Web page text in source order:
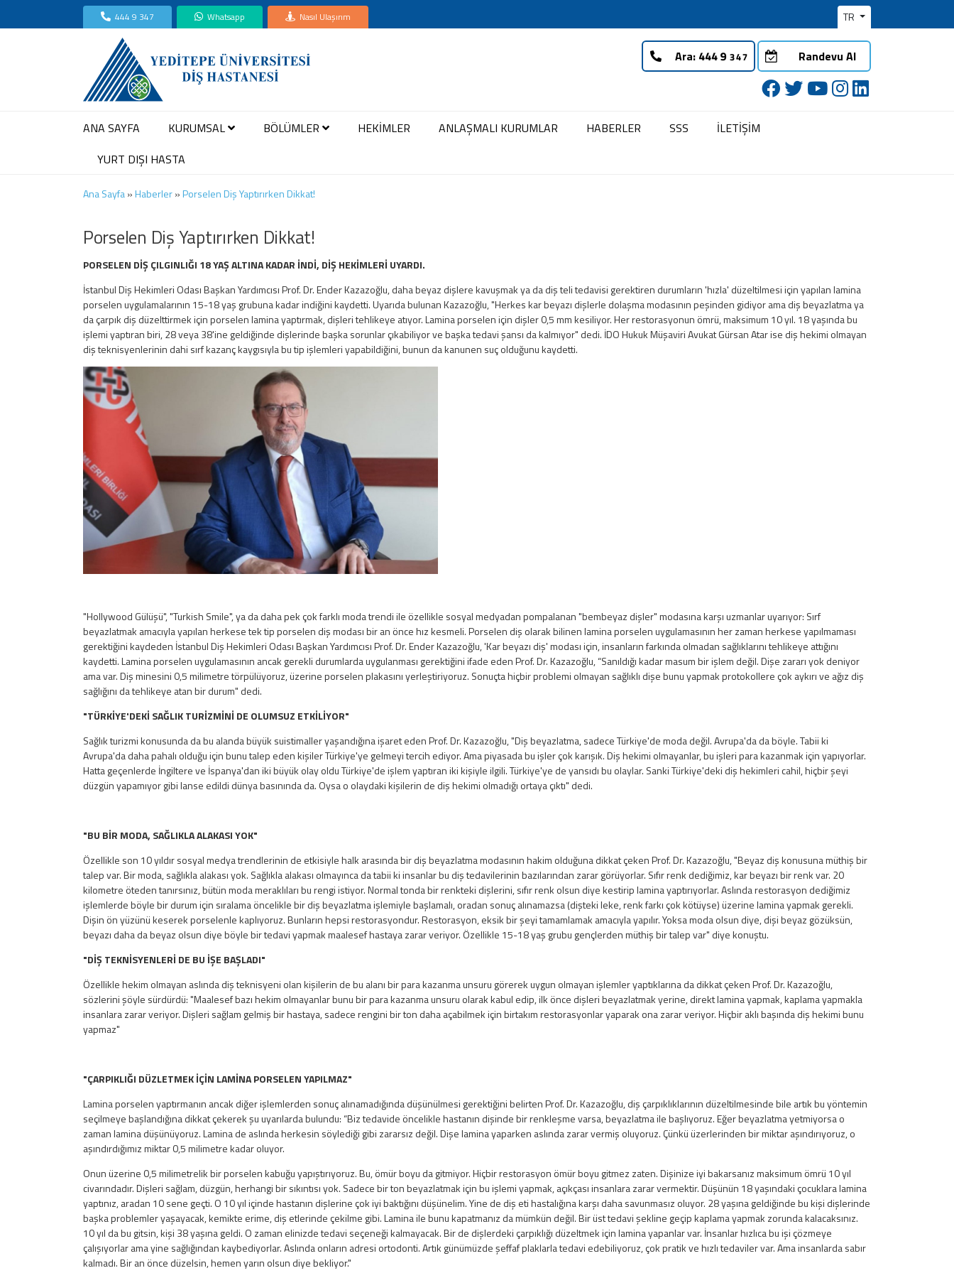
444 9 347 Whatsapp Nasıl Ulaşırım TR
Ara: Randevu Al
ANA SAYFA KURUMSAL BÖLÜMLER HEKİMLER ANLAŞMALI KURUMLAR HABERLER SSS
İLETİŞİM
YURT DIŞI HASTA
Ana Sayfa»Haberler»Porselen Diş Yaptırırken Dikkat!
Porselen Diş Yaptırırken Dikkat!
PORSELEN DİŞ ÇILGINLIĞI 18 YAŞ ALTINA KADAR İNDİ, DİŞ HEKİMLERİ UYARDI.
İstanbul Diş Hekimleri Odası Başkan Yardımcısı Prof. Dr. Ender Kazazoğlu, daha beyaz dişlere kavuşmak ya da diş teli tedavisi gerektiren durumların 'hızla' düzeltilmesi için yapılan lamina
porselen uygulamalarının 15-18 yaş grubuna kadar indiğini kaydetti. Uyarıda bulunan Kazazoğlu, "Herkes kar beyazı dişlerle dolaşma modasının peşinden gidiyor ama diş beyazlatma ya
da çarpık diş düzelttirmek için porselen lamina yaptırmak, dişleri tehlikeye atıyor. Lamina porselen için dişler 0,5 mm kesiliyor. Her restorasyonun ömrü, maksimum 10 yıl. 18 yaşında bu
işlemi yaptıran biri, 28 veya 38'ine geldiğinde dişlerinde başka sorunlar çıkabiliyor ve başka tedavi şansı da kalmıyor" dedi. İDO Hukuk Müşaviri Avukat Gürsan Atar ise diş hekimi olmayan
diş teknisyenlerinin dahi sırf kazanç kaygısıyla bu tip işlemleri yapabildiğini, bunun da kanunen suç olduğunu kaydetti.
"Hollywood Gülüşü", "Turkish Smile", ya da daha pek çok farklı moda trendi ile özellikle sosyal medyadan pompalanan "bembeyaz dişler" modasına karşı uzmanlar uyarıyor: Sırf
beyazlatmak amacıyla yapılan herkese tek tip porselen diş modası bir an önce hız kesmeli. Porselen diş olarak bilinen lamina porselen uygulamasının her zaman herkese yapılmaması
gerektiğini kaydeden İstanbul Diş Hekimleri Odası Başkan Yardımcısı Prof. Dr. Ender Kazazoğlu, 'Kar beyazı diş' modası için, insanların farkında olmadan sağlıklarını tehlikeye attığını
kaydetti. Lamina porselen uygulamasının ancak gerekli durumlarda uygulanması gerektiğini ifade eden Prof. Dr. Kazazoğlu, “Sanıldığı kadar masum bir işlem değil. Dişe zararı yok deniyor
ama var. Diş minesini 0,5 milimetre törpülüyoruz, üzerine porselen plakasını yerleştiriyoruz. Sonuçta hiçbir problemi olmayan sağlıklı dişe bunu yapmak protokollere çok aykırı ve ağız diş
sağlığını da tehlikeye atan bir durum" dedi.
"TÜRKİYE'DEKİ SAĞLIK TURİZMİNİ DE OLUMSUZ ETKİLİYOR"
Sağlık turizmi konusunda da bu alanda büyük suistimaller yaşandığına işaret eden Prof. Dr. Kazazoğlu, "Diş beyazlatma, sadece Türkiye'de moda değil. Avrupa'da da böyle. Tabii ki
Avrupa'da daha pahalı olduğu için bunu talep eden kişiler Türkiye'ye gelmeyi tercih ediyor. Ama piyasada bu işler çok karışık. Diş hekimi olmayanlar, bu işleri para kazanmak için yapıyorlar.
Hatta geçenlerde İngiltere ve İspanya'dan iki büyük olay oldu Türkiye'de işlem yaptıran iki kişiyle ilgili. Türkiye'ye de yansıdı bu olaylar. Sanki Türkiye'deki diş hekimleri cahil, hiçbir şeyi
düzgün yapamıyor gibi lanse edildi dünya basınında da. Oysa o olaydaki kişilerin de diş hekimi olmadığı ortaya çıktı" dedi.
"BU BİR MODA, SAĞLIKLA ALAKASI YOK"
Özellikle son 10 yıldır sosyal medya trendlerinin de etkisiyle halk arasında bir diş beyazlatma modasının hakim olduğuna dikkat çeken Prof. Dr. Kazazoğlu, "Beyaz diş konusuna müthiş bir
talep var. Bir moda, sağlıkla alakası yok. Sağlıkla alakası olmayınca da tabii ki insanlar bu diş tedavilerinin bazılarından zarar görüyorlar. Sıfır renk dediğimiz, kar beyazı bir renk var. 20
kilometre öteden tanırsınız, bütün moda meraklıları bu rengi istiyor. Normal tonda bir renkteki dişlerini, sıfır renk olsun diye kestirip lamina yaptırıyorlar. Aslında restorasyon dediğimiz
işlemlerde böyle bir durum için sıralama öncelikle bir diş beyazlatma işlemiyle başlamalı, oradan sonuç alınamazsa (dişteki leke, renk farkı çok kötüyse) üzerine lamina yapmak gerekli.
Dişin ön yüzünü keserek porselenle kaplıyoruz. Bunların hepsi restorasyondur. Restorasyon, eksik bir şeyi tamamlamak amacıyla yapılır. Yoksa moda olsun diye, dişi beyaz gözüksün,
beyazı daha da beyaz olsun diye böyle bir tedavi yapmak maalesef hastaya zarar veriyor. Özellikle 15-18 yaş grubu gençlerden müthiş bir talep var" diye konuştu.
"DİŞ TEKNİSYENLERİ DE BU İŞE BAŞLADI"
Özellikle hekim olmayan aslında diş teknisyeni olan kişilerin de bu alanı bir para kazanma unsuru görerek uygun olmayan işlemler yaptıklarına da dikkat çeken Prof. Dr. Kazazoğlu,
sözlerini şöyle sürdürdü: "Maalesef bazı hekim olmayanlar bunu bir para kazanma unsuru olarak kabul edip, ilk önce dişleri beyazlatmak yerine, direkt lamina yapmak, kaplama yapmakla
insanlara zarar veriyor. Dişleri sağlam gelmiş bir hastaya, sadece rengini bir ton daha açabilmek için birtakım restorasyonlar yaparak ona zarar veriyor. Hiçbir aklı başında diş hekimi bunu
yapmaz"
"ÇARPIKLIĞI DÜZLETMEK İÇİN LAMİNA PORSELEN YAPILMAZ"
Lamina porselen yaptırmanın ancak diğer işlemlerden sonuç alınamadığında düşünülmesi gerektiğini belirten Prof. Dr. Kazazoğlu, diş çarpıklıklarının düzeltilmesinde bile artık bu yöntemin
seçilmeye başlandığına dikkat çekerek şu uyarılarda bulundu: “Biz tedavide öncelikle hastanın dişinde bir renkleşme varsa, beyazlatma ile başlıyoruz. Eğer beyazlatma yetmiyorsa o
zaman lamina düşünüyoruz. Lamina de aslında herkesin söylediği gibi zararsız değil. Dişe lamina yaparken aslında zarar vermiş oluyoruz. Çünkü üzerlerinden bir miktar aşındırıyoruz, o
aşındırdığımız miktar 0,5 milimetre kadar oluyor.
Onun üzerine 0,5 milimetrelik bir porselen kabuğu yapıştırıyoruz. Bu, ömür boyu da gitmiyor. Hiçbir restorasyon ömür boyu gitmez zaten. Dişinize iyi bakarsanız maksimum ömrü 10 yıl
civarındadır. Dişleri sağlam, düzgün, herhangi bir sıkıntısı yok. Sadece bir ton beyazlatmak için bu işlemi yapmak, açıkçası insanlara zarar vermektir. Düşünün 18 yaşındaki çocuklara lamina
yaptınız, aradan 10 sene geçti. O 10 yıl içinde hastanın dişlerine çok iyi baktığını düşünelim. Yine de diş eti hastalığına karşı daha savunmasız oluyor. 28 yaşına geldiğinde bu kişi dişlerinde
başka problemler yaşayacak, kemikte erime, diş etlerinde çekilme gibi. Lamina ile bunu kapatmanız da mümkün değil. Bir üst tedavi şekline geçip kaplama yapmak zorunda kalacaksınız.
10 yıl da bu gitsin, kişi 38 yaşına geldi. O zaman elinizde tedavi seçeneği kalmayacak. Bir de dişlerdeki çarpıklığı düzeltmek için lamina yapanlar var. İnsanlar hızlıca bu işi çözmeye
çalışıyorlar ama yine sağlığından kaybediyorlar. Aslında onların adresi ortodonti. Artık günümüzde şeffaf plaklarla tedavi edebiliyoruz, çok pratik ve hızlı tedaviler var. Ama insanlarda sabır
kalmadı. Bir an önce düzelsin, hemen yarın olsun diye bekliyor."